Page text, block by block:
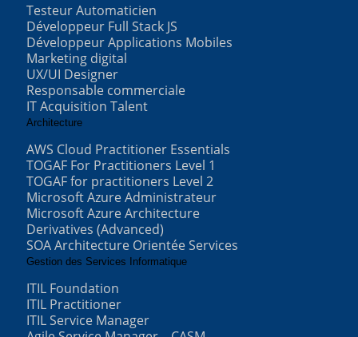
Testeur Automaticien
Développeur Full Stack JS
Développeur Applications Mobiles
Marketing digital
UX/UI Designer
Responsable commerciale
IT Acquisition Talent
Architecture
AWS Cloud Practitioner Essentials
TOGAF For Practitioners Level 1
TOGAF for practitioners Level 2
Microsoft Azure Administrateur
Microsoft Azure Architecture
Derivatives (Advanced)
SOA Architecture Orientée Services
Gestion des Services Informatique
ITIL Foundation
ITIL Practitioner
ITIL Service Manager